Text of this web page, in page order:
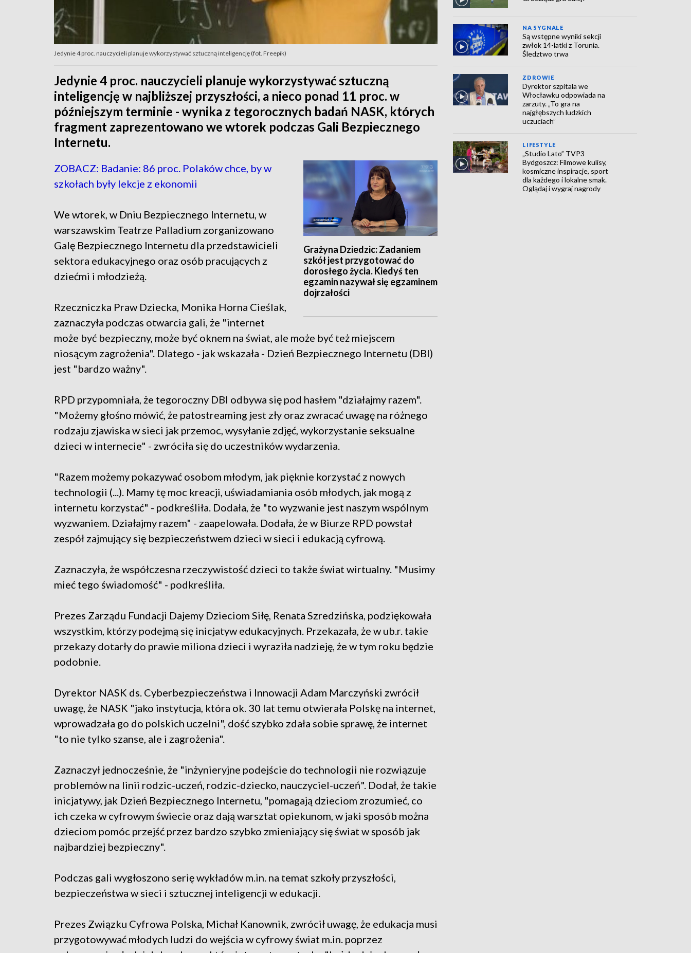
Jedynie 4 proc. nauczycieli planuje wykorzystywać sztuczną inteligencję (fot. Freepik)
Jedynie 4 proc. nauczycieli planuje wykorzystywać sztuczną
inteligencję w najbliższej przyszłości, a nieco ponad 11 proc. w
późniejszym terminie - wynika z tegorocznych badań NASK, których
fragment zaprezentowano we wtorek podczas Gali Bezpiecznego
Internetu.
Grażyna Dziedzic: Zadaniem
szkół jest przygotować do
dorosłego życia. Kiedyś ten
egzamin nazywał się egzaminem
dojrzałości
ZOBACZ: Badanie: 86 proc. Polaków chce, by w
szkołach były lekcje z ekonomii
We wtorek, w Dniu Bezpiecznego Internetu, w
warszawskim Teatrze Palladium zorganizowano
Galę Bezpiecznego Internetu dla przedstawicieli
sektora edukacyjnego oraz osób pracujących z
dziećmi i młodzieżą.
Rzeczniczka Praw Dziecka, Monika Horna Cieślak,
zaznaczyła podczas otwarcia gali, że "internet
może być bezpieczny, może być oknem na świat, ale może być też miejscem
niosącym zagrożenia". Dlatego - jak wskazała - Dzień Bezpiecznego Internetu (DBI)
jest "bardzo ważny".
RPD przypomniała, że tegoroczny DBI odbywa się pod hasłem "działajmy razem".
"Możemy głośno mówić, że patostreaming jest zły oraz zwracać uwagę na różnego
rodzaju zjawiska w sieci jak przemoc, wysyłanie zdjęć, wykorzystanie seksualne
dzieci w internecie" - zwróciła się do uczestników wydarzenia.
"Razem możemy pokazywać osobom młodym, jak pięknie korzystać z nowych
technologii (...). Mamy tę moc kreacji, uświadamiania osób młodych, jak mogą z
internetu korzystać" - podkreśliła. Dodała, że "to wyzwanie jest naszym wspólnym
wyzwaniem. Działajmy razem" - zaapelowała. Dodała, że w Biurze RPD powstał
zespół zajmujący się bezpieczeństwem dzieci w sieci i edukacją cyfrową.
Zaznaczyła, że współczesna rzeczywistość dzieci to także świat wirtualny. "Musimy
mieć tego świadomość" - podkreśliła.
Prezes Zarządu Fundacji Dajemy Dzieciom Siłę, Renata Szredzińska, podziękowała
wszystkim, którzy podejmą się inicjatyw edukacyjnych. Przekazała, że w ub.r. takie
przekazy dotarły do prawie miliona dzieci i wyraziła nadzieję, że w tym roku będzie
podobnie.
Dyrektor NASK ds. Cyberbezpieczeństwa i Innowacji Adam Marczyński zwrócił
uwagę, że NASK "jako instytucja, która ok. 30 lat temu otwierała Polskę na internet,
wprowadzała go do polskich uczelni", dość szybko zdała sobie sprawę, że internet
"to nie tylko szanse, ale i zagrożenia".
Zaznaczył jednocześnie, że "inżynieryjne podejście do technologii nie rozwiązuje
problemów na linii rodzic-uczeń, rodzic-dziecko, nauczyciel-uczeń". Dodał, że takie
inicjatywy, jak Dzień Bezpiecznego Internetu, "pomagają dzieciom zrozumieć, co
ich czeka w cyfrowym świecie oraz dają warsztat opiekunom, w jaki sposób można
dzieciom pomóc przejść przez bardzo szybko zmieniający się świat w sposób jak
najbardziej bezpieczny".
Podczas gali wygłoszono serię wykładów m.in. na temat szkoły przyszłości,
bezpieczeństwa w sieci i sztucznej inteligencji w edukacji.
Prezes Związku Cyfrowa Polska, Michał Kanownik, zwrócił uwagę, że edukacja musi
przygotowywać młodych ludzi do wejścia w cyfrowy świat m.in. poprzez
NA SYGNALE
Są wstępne wyniki sekcji
zwłok 14-latki z Torunia.
Śledztwo trwa
ZDROWIE
Dyrektor szpitala we
Włocławku odpowiada na
zarzuty. „To gra na
najgłębszych ludzkich
uczuciach”
LIFESTYLE
„Studio Lato” TVP3
Bydgoszcz: Filmowe kulisy,
kosmiczne inspiracje, sport
dla każdego i lokalne smak.
Oglądaj i wygraj nagrody